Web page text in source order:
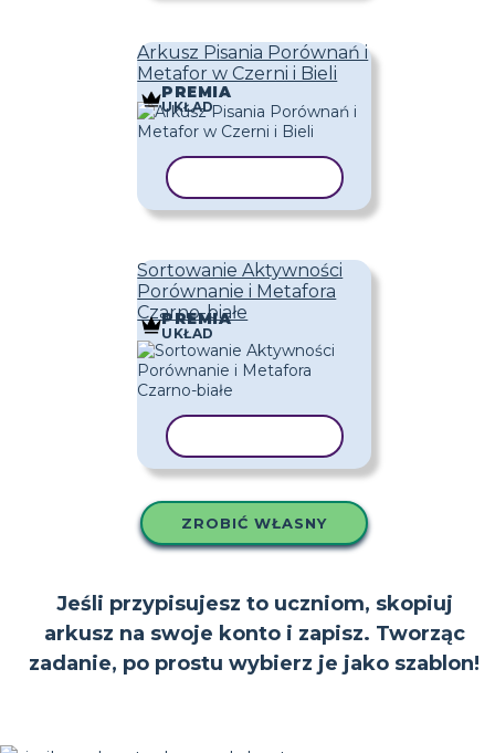
Arkusz Pisania Porównań i
Metafor w Czerni i Bieli
PREMIA
UKŁAD
Sortowanie Aktywności
Porównanie i Metafora
Czarno-białe
PREMIA
UKŁAD
ZROBIĆ WŁASNY
Jeśli przypisujesz to uczniom, skopiuj
arkusz na swoje konto i zapisz. Tworząc
zadanie, po prostu wybierz je jako szablon!